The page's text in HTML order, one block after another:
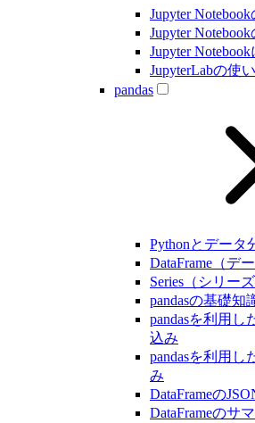
Jupyter
Jupyter
Jupyter
JupyterLabの使
pandas
Pythonとデータ
DataFrame（デ
Series（シリーズ
pandasの基礎知
pandasを利用し
込み
pandasを利用し
み
DataFrameの
DataFrameのサ